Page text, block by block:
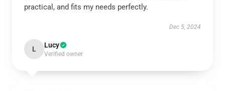
practical, and fits my needs perfectly.
Dec 5, 2024
L Lucy
Verified owner